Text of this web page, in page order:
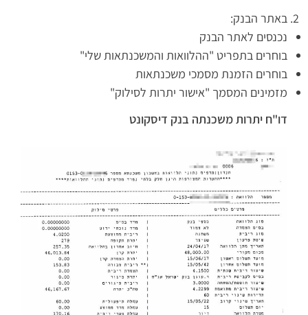
באתר הבנק:
נכנסים לאתר הבנק
בוחרים בתפריט "ההלוואות והמשכנתאות שלי"
בוחרים הזמנת מסמכי משכנתאות
מזמינים המסמך "אישור יתרות לסילוק"
דו"ח יתרות משכנתה בנק דיסקונט